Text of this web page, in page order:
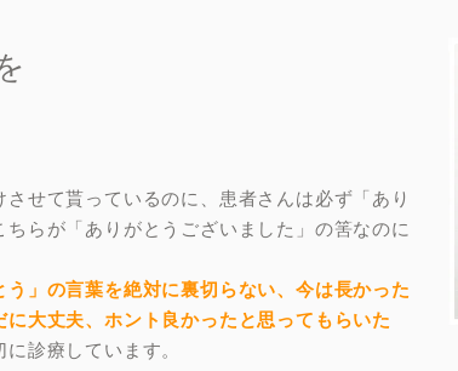
せて貰っているのに、患者さんは必ず「あり
らが「ありがとうございました」の筈なのに
う」の言葉を絶対に裏切らない、今は長かった
大丈夫、ホント良かったと思ってもらいた
診療しています。